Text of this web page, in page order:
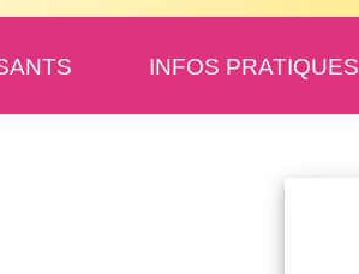
INFOS PRATIQUES